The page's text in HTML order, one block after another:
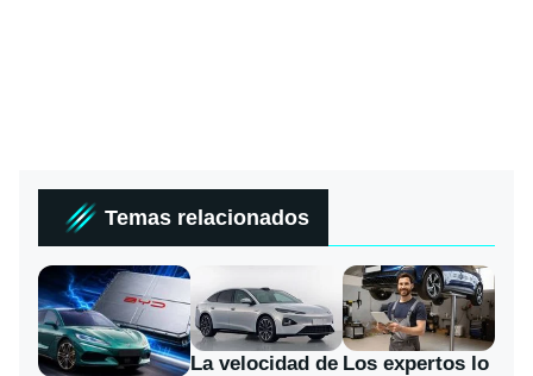
Temas relacionados
La velocidad de Los expertos lo